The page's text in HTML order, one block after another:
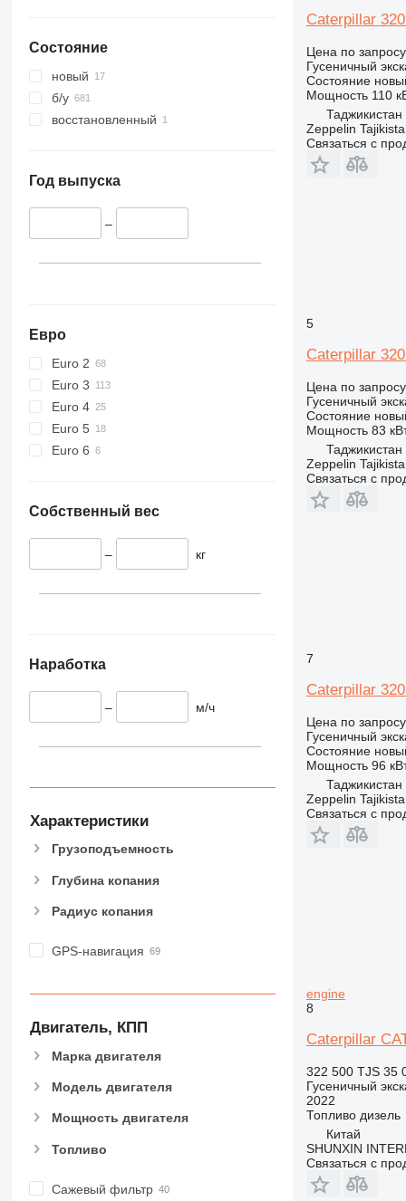
390DL
390F
395
C-series
D series
D3
E-series
M-series
M313C
M316
Состояние
новый
б/у
восстановленный
Год выпуска
–
Евро
Euro 2
Euro 3
Euro 4
Euro 5
Euro 6
Собственный вес
– кг
Наработка
– м/ч
Характеристики
Грузоподъемность
Глубина копания
Радиус копания
GPS-навигация
Двигатель, КПП
Марка двигателя
Модель двигателя
Мощность двигателя
Топливо
Сажевый фильтр
Caterpillar
Цена по запросу
Гусеничный
Состояние
Мощность 110
Таджикистан
Zeppelin
Связаться с
5
Caterpillar
Цена по запросу
Гусеничный
Состояние
Мощность 83
Таджикистан
Zeppelin
Связаться с
7
Caterpillar
Цена по запросу
Гусеничный
Состояние
Мощность 96
Таджикистан
Zeppelin
Связаться с
engine
8
Caterpillar
322 500 TJS 35
Гусеничный
2022
Топливо дизель
Китай
SHUNXIN
Связаться с